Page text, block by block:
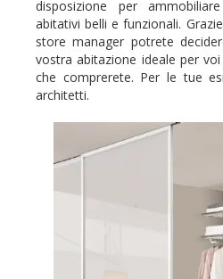
disposizione per
abitativi belli e funzionali.
store manager potrete
vostra abitazione ideale per
che comprerete. Per le tue
architetti.